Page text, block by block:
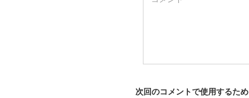
次回のコメントで使用するた